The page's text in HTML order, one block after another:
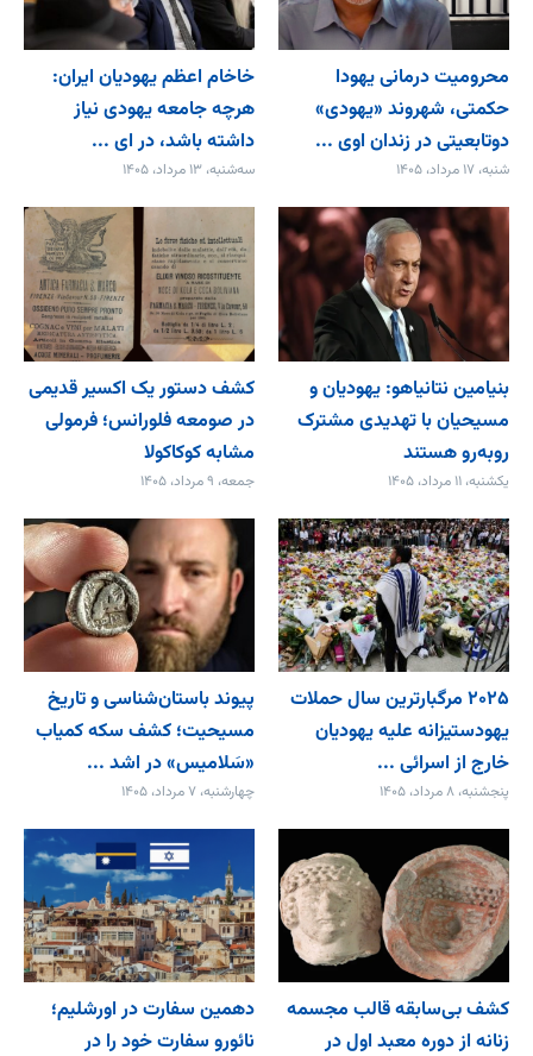
محرومیت درمانی یهودا
حکمتی، شهروند «یهودی»
دوتابعیتی در زندان اوی ...
شنبه، ۱۷ مرداد، ۱۴۰۵
خاخام اعظم یهودیان ایران:
هرچه جامعه یهودی نیاز
داشته باشد، در ای ...
سه‌شنبه، ۱۳ مرداد، ۱۴۰۵
بنیامین نتانیاهو: یهودیان و
مسیحیان با تهدیدی مشترک
روبه‌رو هستند
یکشنبه، ۱۱ مرداد، ۱۴۰۵
کشف دستور یک اکسیر قدیمی
در صومعه فلورانس؛ فرمولی
مشابه کوکاکولا
جمعه، ۹ مرداد، ۱۴۰۵
۲۰۲۵ مرگبارترین سال حملات
یهودستیزانه علیه یهودیان
خارج از اسرائی ...
پنجشنبه، ۸ مرداد، ۱۴۰۵
پیوند باستان‌شناسی و تاریخ
مسیحیت؛ کشف سکه کمیاب
«سَلامیس» در اشد ...
چهارشنبه، ۷ مرداد، ۱۴۰۵
کشف بی‌سابقه قالب مجسمه
زنانه از دوره معبد اول در
دهمین سفارت در اورشلیم؛
نائورو سفارت خود را در